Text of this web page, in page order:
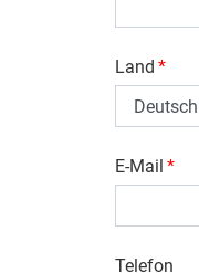
Land *
E-Mail *
Telefon